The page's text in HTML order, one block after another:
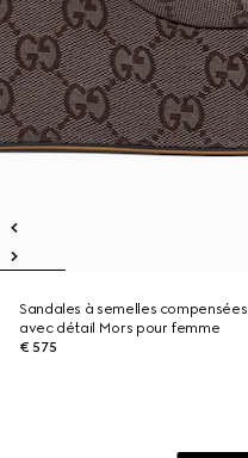
Sandales à semelles compensées
avec détail Mors pour femme
€ 575